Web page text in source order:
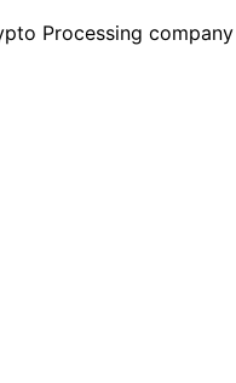
Processing company